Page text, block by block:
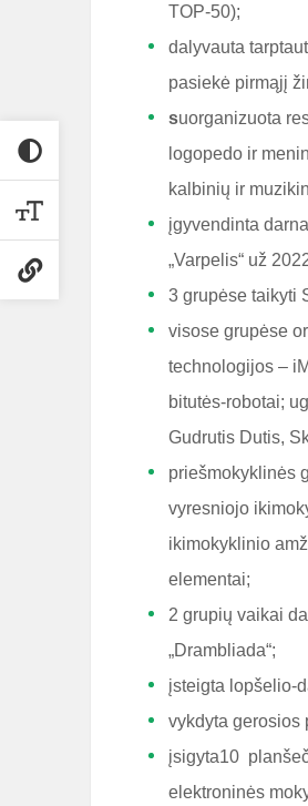
TOP-50);
dalyvauta
pasiekė pirmąjį
suorganizuota
logopedo ir
kalbinių ir
įgyvendinta
„Varpelis“ už
3 grupėse taikyti
visose grupėse
technologijos –
bitutės-robotai;
Gudrutis Dutis,
priešmokyklinės
vyresniojo
ikimokyklinio
elementai;
2 grupių vaikai
„Drambliada“;
įsteigta lopšelio-
vykdyta gerosios
įsigyta10
elektroninės